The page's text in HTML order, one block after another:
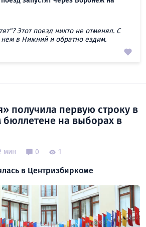
Этот поезд никто не отменял. С
в Нижний и обратно ездим.
получила первую строку в
бюллетене на выборах в
мин 0 1
в Центризбиркоме